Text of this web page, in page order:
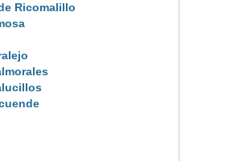
Ricomalillo